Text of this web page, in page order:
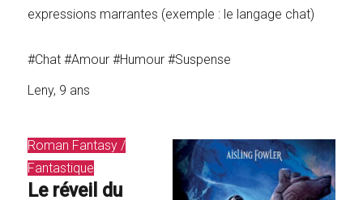
expressions marrantes (exemple : le langage chat)
#Chat #Amour #Humour #Suspense
Leny, 9 ans
Roman Fantasy /
Fantastique
Le réveil du